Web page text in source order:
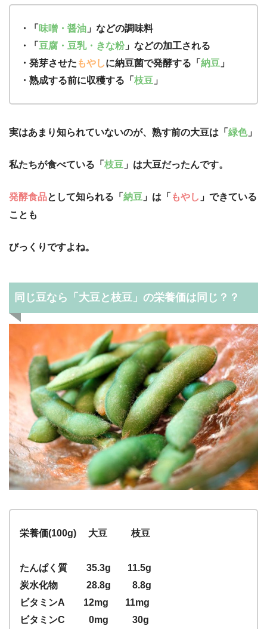
・「 味噌・醤油 」などの調味料
・「 豆腐・豆乳・きな粉」などの加工される
・発芽させた もやしに納豆菌で発酵する「 納豆 」
・熟成する前に収穫する「 枝豆 」
実はあまり知られていないのが、熟す前の大豆は「 緑色」
私たちが食べている「 枝豆 」は大豆だったんです。
発酵食品として知られる「 納豆 」は「 もやし 」できている
ことも
びっくりですよね。
同じ豆なら「大豆と枝豆」の栄養価は同じ？？
栄養価(100g) 大豆 枝豆
たんぱく質 35.3g 11.5g
炭水化物 28.8g 8.8g
ビタミンA 12mg 11mg
ビタミンC 0mg 30g